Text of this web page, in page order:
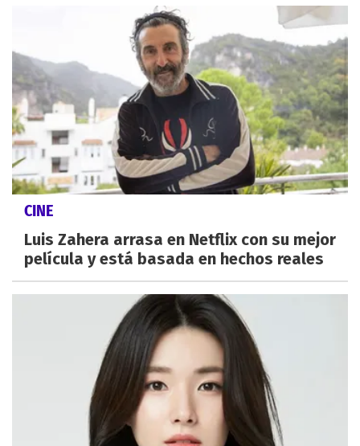
CINE
Luis Zahera arrasa en Netflix con su mejor
película y está basada en hechos reales